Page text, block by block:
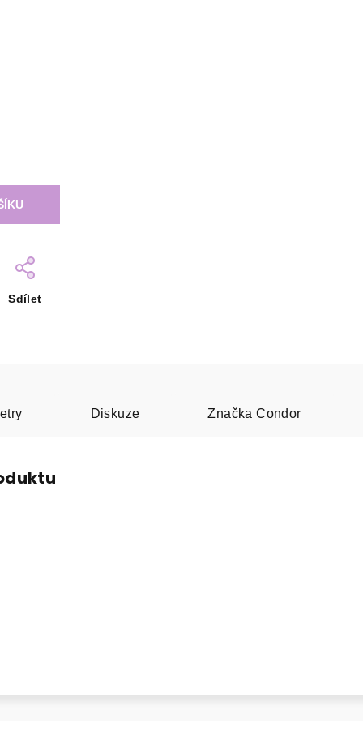
Sdílet
Diskuze Značka Condor